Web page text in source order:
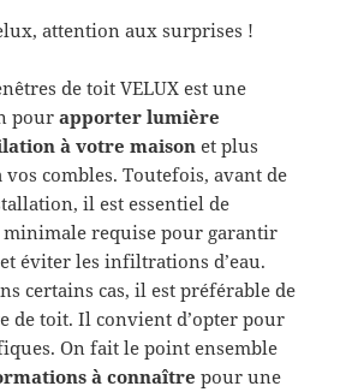
attention aux surprises !
de toit VELUX est une
pourapporter lumière
à votre maisonet plus
combles. Toutefois, avant de
il est essentiel de
requise pour garantir
éviter les infiltrations d’eau.
certains cas, il est préférable de
de toit. Il convient d’opter pour
On fait le point ensemble
à connaîtrepour une